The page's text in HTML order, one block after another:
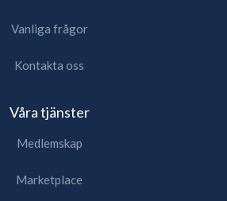
Vanliga frågor
Kontakta oss
Våra tjänster
Medlemskap
Marketplace